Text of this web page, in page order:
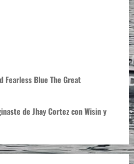
Fearless Blue The Great
de Jhay Cortez con Wisin y